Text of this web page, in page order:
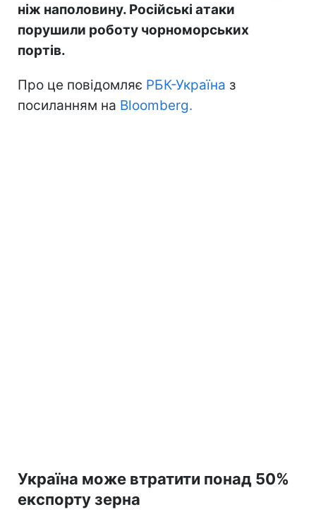
ніж наполовину. Російські атаки
порушили роботу чорноморських
портів.
Про це повідомляє РБК-Україна з
посиланням на Bloomberg.
Україна може втратити понад 50%
експорту зерна